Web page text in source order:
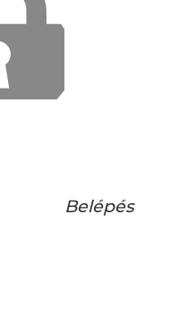
Belépés